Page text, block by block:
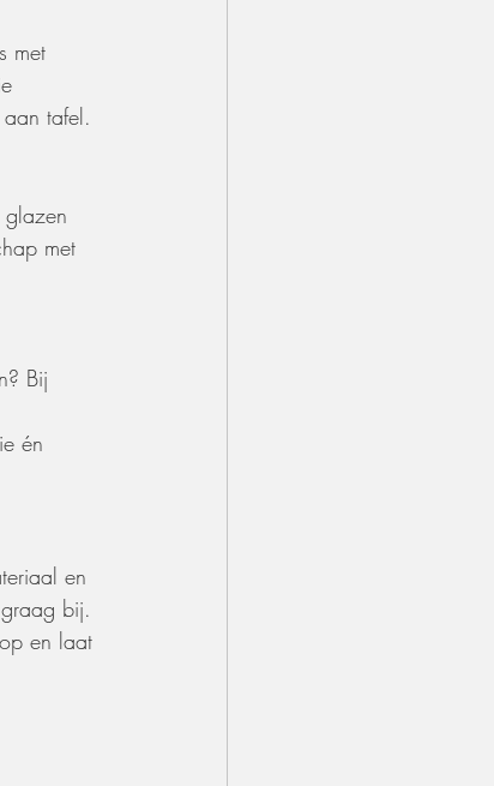
met
tafel.
glazen
met
Bij
én
en
bij.
en laat